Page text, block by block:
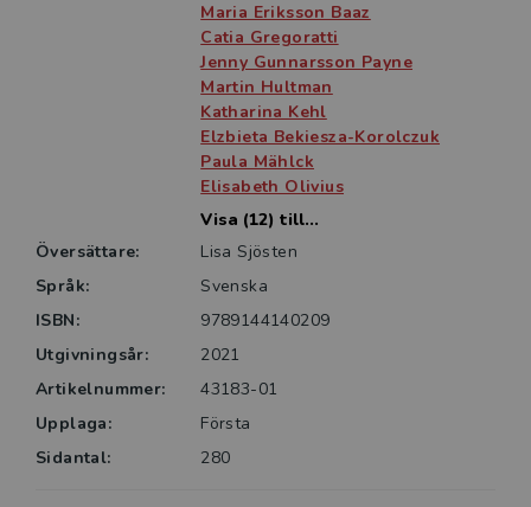
Maria Eriksson Baaz
Catia Gregoratti
Jenny Gunnarsson Payne
Martin Hultman
Katharina Kehl
Elzbieta Bekiesza-Korolczuk
Paula Mählck
Elisabeth Olivius
Visa (12) till...
Översättare:
Lisa Sjösten
Språk:
Svenska
ISBN:
9789144140209
Utgivningsår:
2021
Artikelnummer:
43183-01
Upplaga:
Första
Sidantal:
280